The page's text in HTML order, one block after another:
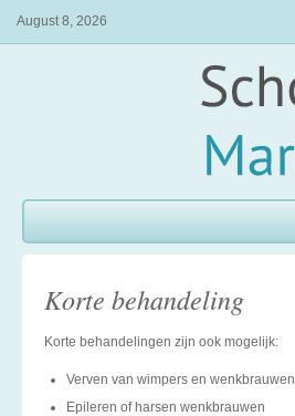
August 8, 2026
Korte behandeling
Korte behandelingen zijn ook mogelijk:
Verven van wimpers en wenkbrauwen
Epileren of harsen wenkbrauwen